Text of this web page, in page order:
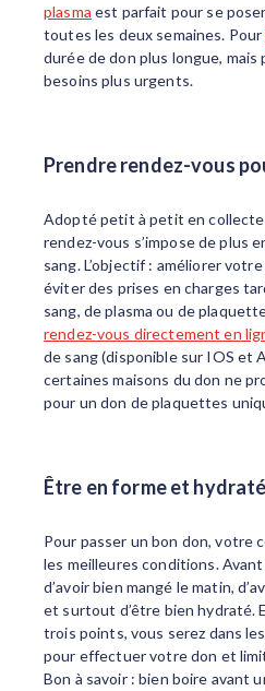
plasma est parfait pour se
toutes les deux semaines. Pour
durée de don plus longue, mais
besoins plus urgents.
Prendre rendez-vous
Adopté petit à petit en
rendez-vous s’impose de plus
sang. L’objectif : améliorer
éviter des prises en charges
sang, de plasma ou de
rendez-vous directement en
de sang (disponible sur IOS et
certaines maisons du don ne
pour un don de plaquettes
Être en forme et hydraté
Pour passer un bon don, votre
les meilleures conditions.
d’avoir bien mangé le matin,
et surtout d’être bien hydraté.
trois points, vous serez dans
pour effectuer votre don et
Bon à savoir : bien boire avant